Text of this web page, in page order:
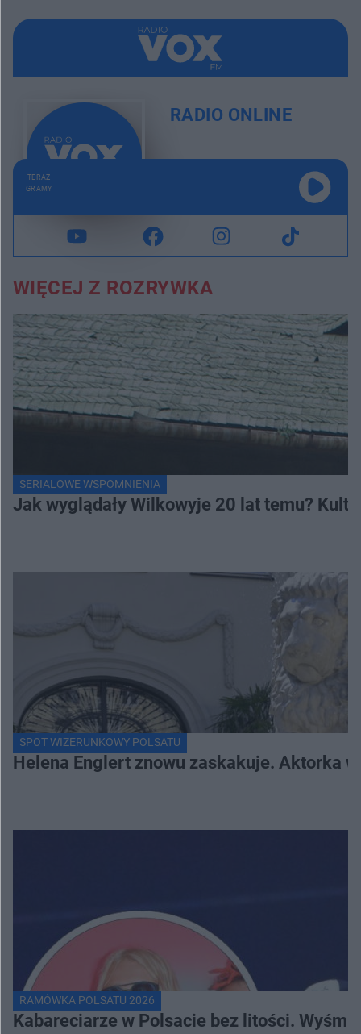
RADIO ONLINE
TERAZ
GRAMY
WIĘCEJ Z ROZRYWKA
SERIALOWE WSPOMNIENIA
Jak wyglądały Wilkowyje 20 lat temu?
SPOT WIZERUNKOWY POLSATU
Helena Englert znowu zaskakuje. Aktorka
RAMÓWKA POLSATU 2026
Kabareciarze w Polsacie bez litości.